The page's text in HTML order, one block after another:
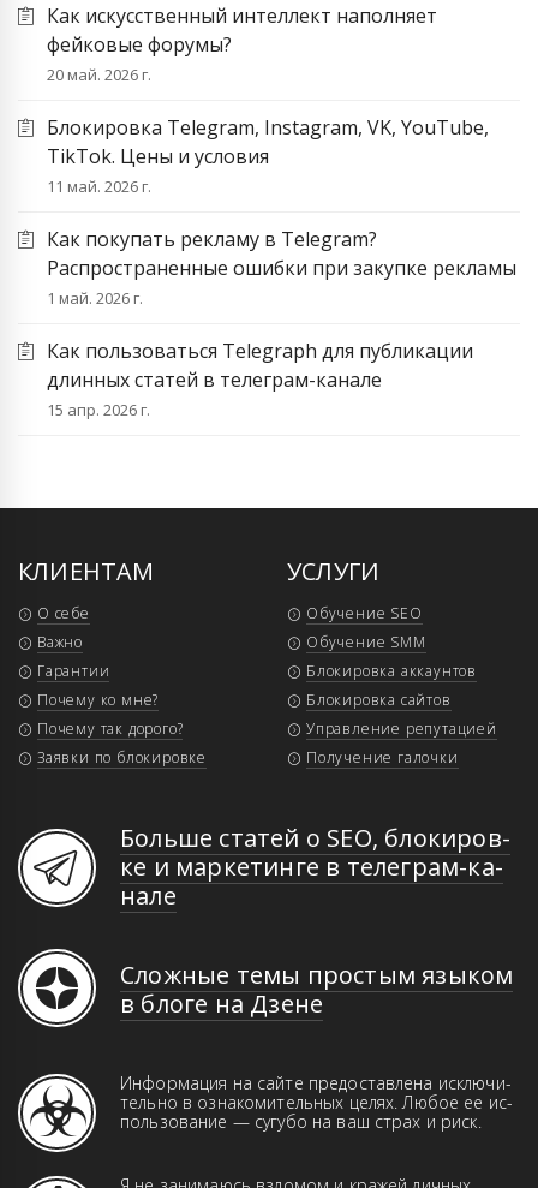
Как искусственный интеллект наполняет
фейковые форумы?
20 май. 2026 г.
Блокировка Telegram, Instagram, VK, YouTube,
TikTok. Цены и условия
11 май. 2026 г.
Как покупать рекламу в Telegram?
Распространенные ошибки при закупке рекламы
1 май. 2026 г.
Как пользоваться Telegraph для публикации
длинных статей в телеграм-канале
15 апр. 2026 г.
КЛИЕНТАМ
О себе
Важно
Гарантии
Почему ко мне?
Почему так дорого?
Заявки по блокировке
УСЛУГИ
Обучение SEO
Обучение SMM
Блокировка аккаунтов
Блокировка сайтов
Управление репутацией
Получение галочки
Больше статей о SEO, бло­ки­ров­
ке и мар­ке­тин­ге в те­ле­грам-ка­
на­ле
Сложные темы простым языком
в блоге на Дзене
Информация на сайте предоставлена иск­­лю­­чи­­
те­ль­но в оз­на­ко­ми­тель­ных це­лях. Лю­бое ее ис­
поль­зо­ва­ние — сугубо на ваш страх и риск.